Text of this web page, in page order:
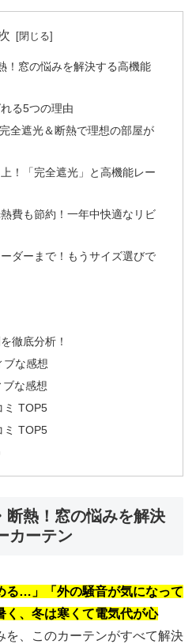
！窓の悩みを解決する高機能
る5つの理由
全遮光＆断熱で理想の部屋が
！「完全遮光」と高機能レー
費も節約！一年中快適なリビ
ダーまで！もうサイズ選びで
徹底分析！
ブな感想
な感想
ミ TOP5
ミ TOP5
断熱！窓の悩みを解決
カーテン
る…」「外の騒音が気になって
、冬は寒くて電気代が心
を、このカーテンがすべて解決